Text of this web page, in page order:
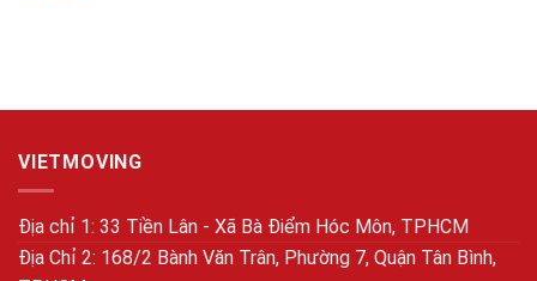
VIETMOVING
Địa chỉ 1: 33 Tiền Lân - Xã Bà Điểm Hóc Môn, TPHCM
Địa Chỉ 2: 168/2 Bành Văn Trân, Phường 7, Quận Tân Bình,